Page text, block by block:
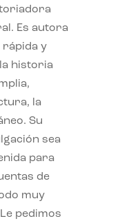
Es autora
rápida y
historia
la
Su
sea
para
de
muy
pedimos